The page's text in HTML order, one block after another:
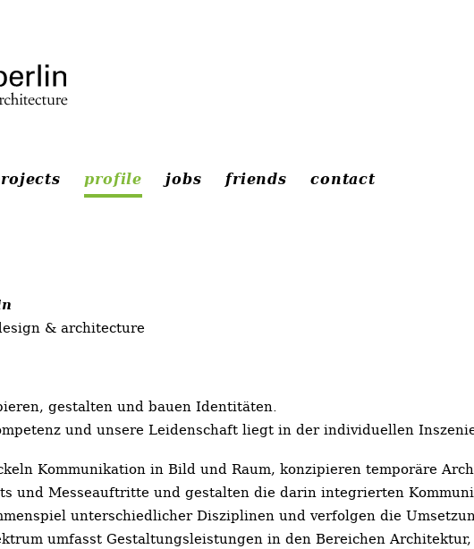
profile jobs friends contact
& architecture
gestalten und bauen Identitäten.
und unsere Leidenschaft liegt in der individuellen
Kommunikation in Bild und Raum, konzipieren temporäre
und Messeauftritte und gestalten die darin integrierten
unterschiedlicher Disziplinen und verfolgen die
umfasst Gestaltungsleistungen in den Bereichen